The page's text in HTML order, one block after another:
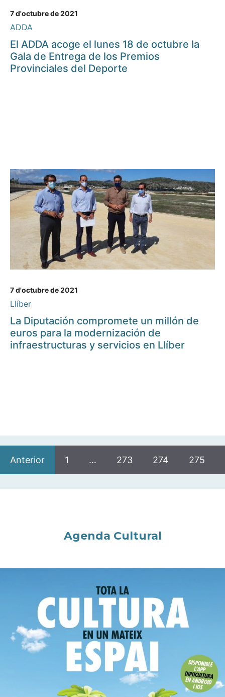
7 d'octubre de 2021
ADDA
El ADDA acoge el lunes 18 de octubre la
Gala de Entrega de los Premios
Provinciales del Deporte
7 d'octubre de 2021
Llíber
La Diputación compromete un millón de
euros para la modernización de
infraestructuras y servicios en Llíber
Anterior 1 … 273 274 275
Agenda Cultural